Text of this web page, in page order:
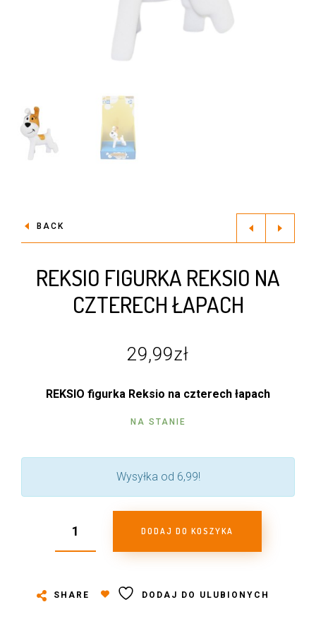
BACK
REKSIO FIGURKA REKSIO NA
CZTERECH ŁAPACH
29,99zł
REKSIO figurka Reksio na czterech łapach
NA STANIE
Wysyłka od 6,99!
DODAJ DO KOSZYKA
SHARE DODAJ DO ULUBIONYCH